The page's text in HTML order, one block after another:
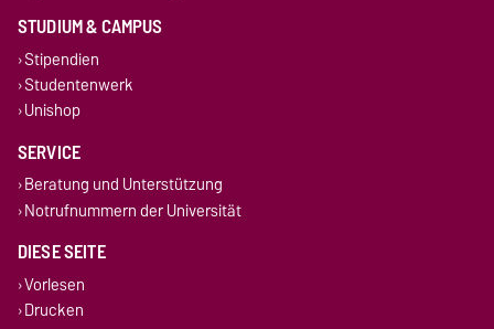
STUDIUM & CAMPUS
Stipendien
Studentenwerk
Unishop
SERVICE
Beratung und Unterstützung
Notrufnummern der Universität
DIESE SEITE
Vorlesen
Drucken